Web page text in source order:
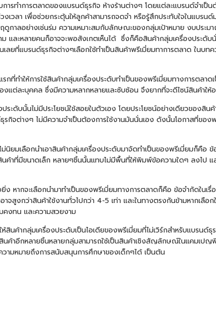
รทำการตลาดของแบรนด์ธุรกิจ ห้างร้านต่างๆ โดยแต่ละแบรนด์จำเ
วลา เพื่อช่วยกระตุ้นให้ลูกค้าสามารถจดจำ หรือรู้สึกประทับใจในแบรน
ดูกาลอย่างเช่นร่ม ความเหมาะสมกับลักษณะของกลุ่มเป้าหมาย งบประ
ม และหลายคนก็อาจจะพอสังเกตเห็นได้ ซึ่งก็คือสินค้ากลุ่มเครื่องประดั
ที่แบรนด์ธุรกิจต่างๆเลือกใช้ทำเป็นสินค้าพรีเมี่ยมทาการตลาด ในบทค
ที่ทำให้การใช้สินค้ากลุ่มเครื่องประดับทำเป็นของพรีเมี่ยมทางการตลาด
ต่ละบุคคล ซึ่งมีความหลากหลายและซับซ้อน จึงยากที่จะดีไซน์สินค้าให้
ระดับนั้นไม่มีประโยชน์ใช้สอยในตัวเอง โดยประโยชน์อย่างเดียวของ
จต่างๆ ไม่มีความจำเป็นต้องการใช้งานมันนั่นเอง ดังนั้นโอกาสที่ของ
เลือกนำเอาสินค้ากลุ่มเครื่องประดับมาจัดทำเป็นของพรีเมี่ยมก็คือ ข้
าที่มีขนาดเล็ก หลายๆชิ้นนั้นแทบไม่มีพื้นที่ให้พิมพ์ข้อความใดๆ ลงไป
หากจะเลือกนำมาทำเป็นของพรีเมี่ยมทางการตลาดก็คือ ข้อจำกัดในเรื่
งกว่าสินค้าใช้งานทั่วไปกว่า 4-5 เท่า และในทางตรงกันข้ามหากเลือ
คงทน และความสวยงาม
ค้ากลุ่มเครื่องประดับเป็นไอเดียของพรีเมี่ยมที่ไม่เวิร์กสำหรับแบรนด์
าอีกหลายชิ้นหลายกลุ่มสามารถใช้เป็นสินค้าเชิงสัญลักษณ์ในแคมเปญ
วามหมายถึงการสนับสนุนการศึกษาของเด็กๆได้ เป็นต้น